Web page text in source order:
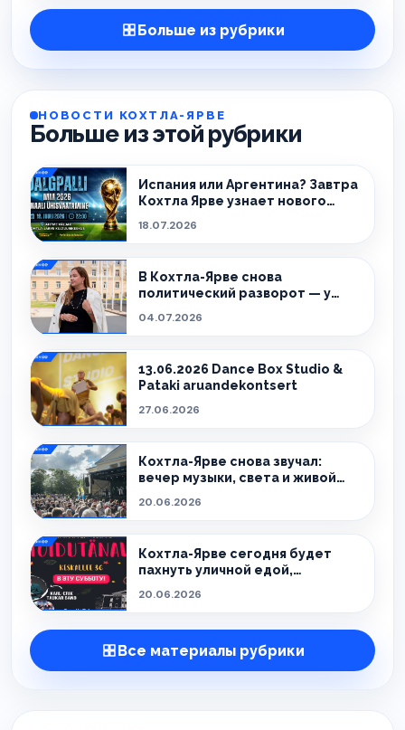
Больше из рубрики
НОВОСТИ КОХТЛА-ЯРВЕ
Больше из этой рубрики
Испания или Аргентина? Завтра
Кохтла Ярве узнает нового
18.07.2026
В Кохтла-Ярве снова
политический разворот — у
04.07.2026
13.06.2026 Dance Box Studio &
Pataki aruandekontsert
27.06.2026
Кохтла-Ярве снова звучал:
вечер музыки, света и живой
20.06.2026
Кохтла-Ярве сегодня будет
пахнуть уличной едой,
20.06.2026
Все материалы рубрики